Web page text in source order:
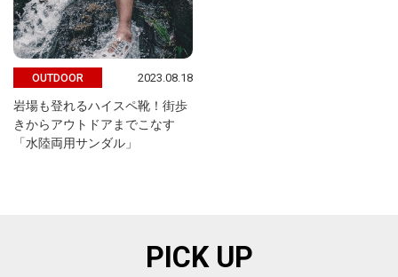
OUTDOOR 2023.08.18
岩場も登れるハイスペ靴！街歩
きからアウトドアまでこなす
「水陸両用サンダル」
PICK UP